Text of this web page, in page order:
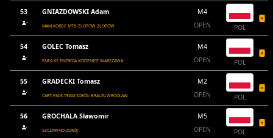
53 GNIAZDOWSKI Adam
MAM KORBE MTB ZLOTOW ZŁOTÓW
M4
OPEN
POL
54 GOLEC Tomasz
ENEA KS ENERGIA KOZIENICE WARSZAWA
M4
OPEN
POL
55 GRADECKI Tomasz
CART-PACK TEAM SOKÓŁ BRALIN WROCŁAW
M2
OPEN
POL
56 GROCHALA Sławomir
SZCZAWNO-ZDRÓJ
M5
OPEN
POL